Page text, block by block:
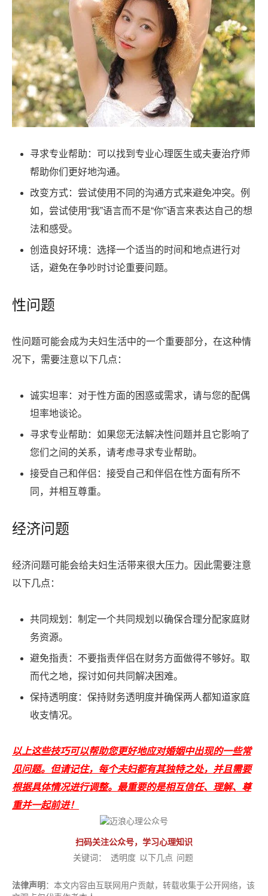
寻求专业帮助：可以找到专业心理医生或夫妻治疗师
帮助你们更好地沟通。
改变方式：尝试使用不同的沟通方式来避免冲突。例
如，尝试使用“我”语言而不是“你”语言来表达自己的想
法和感受。
创造良好环境：选择一个适当的时间和地点进行对
话，避免在争吵时讨论重要问题。
性问题
性问题可能会成为夫妇生活中的一个重要部分，在这种情
况下，需要注意以下几点：
诚实坦率：对于性方面的困惑或需求，请与您的配偶
坦率地谈论。
寻求专业帮助：如果您无法解决性问题并且它影响了
您们之间的关系，请考虑寻求专业帮助。
接受自己和伴侣：接受自己和伴侣在性方面有所不
同，并相互尊重。
经济问题
经济问题可能会给夫妇生活带来很大压力。因此需要注意
以下几点：
共同规划：制定一个共同规划以确保合理分配家庭财
务资源。
避免指责：不要指责伴侣在财务方面做得不够好。取
而代之地，探讨如何共同解决困难。
保持透明度：保持财务透明度并确保两人都知道家庭
收支情况。
以上这些技巧可以帮助您更好地应对婚姻中出现的一些常
见问题。但请记住，每个夫妇都有其独特之处，并且需要
根据具体情况进行调整。最重要的是相互信任、理解、尊
重并一起前进！
扫码关注公众号，学习心理知识
关键词：
透明度 以下几点 问题
法律声明 ：本文内容由互联网用户贡献，转载收集于公开网络，该